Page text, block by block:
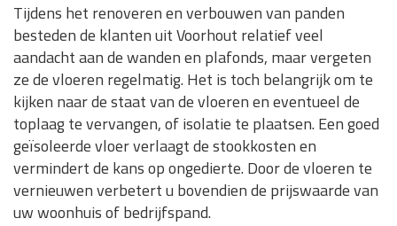
Tijdens het renoveren en verbouwen van panden
besteden de klanten uit Voorhout relatief veel
aandacht aan de wanden en plafonds, maar vergeten
ze de vloeren regelmatig. Het is toch belangrijk om te
kijken naar de staat van de vloeren en eventueel de
toplaag te vervangen, of isolatie te plaatsen. Een goed
geïsoleerde vloer verlaagt de stookkosten en
vermindert de kans op ongedierte. Door de vloeren te
vernieuwen verbetert u bovendien de prijswaarde van
uw woonhuis of bedrijfspand.